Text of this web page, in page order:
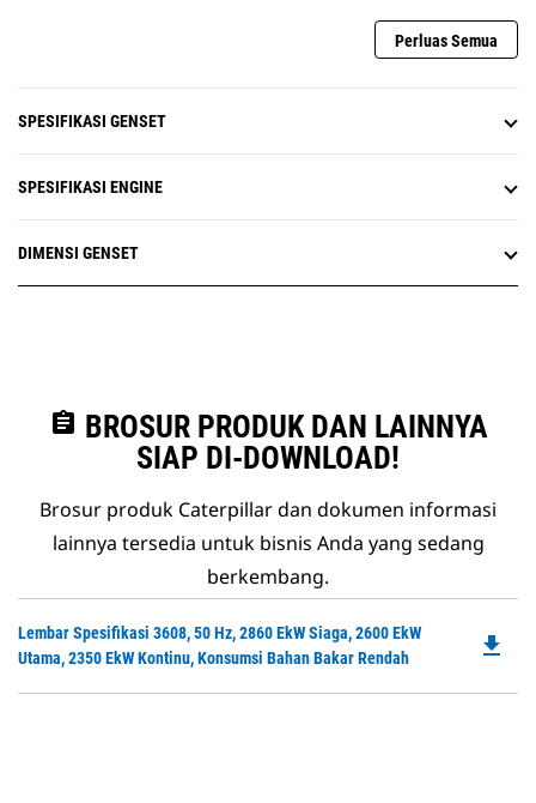
Perluas Semua
SPESIFIKASI GENSET
SPESIFIKASI ENGINE
DIMENSI GENSET
assignment BROSUR PRODUK DAN LAINNYA
SIAP DI-DOWNLOAD!
Brosur produk Caterpillar dan dokumen informasi
lainnya tersedia untuk bisnis Anda yang sedang
berkembang.
Lembar Spesifikasi 3608, 50 Hz, 2860 EkW Siaga, 2600 EkW
Utama, 2350 EkW Kontinu, Konsumsi Bahan Bakar Rendah
file_download